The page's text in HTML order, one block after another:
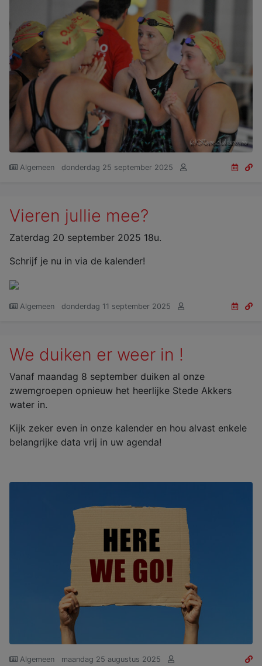
Algemeen donderdag 25 september 2025
Vieren jullie mee?
Zaterdag 20 september 2025 18u.
Schrijf je nu in via de kalender!
Algemeen donderdag 11 september 2025
We duiken er weer in !
Vanaf maandag 8 september duiken al onze
zwemgroepen opnieuw het heerlijke Stede Akkers
water in.
Kijk zeker even in onze kalender en hou alvast enkele
belangrijke data vrij in uw agenda!
Algemeen maandag 25 augustus 2025